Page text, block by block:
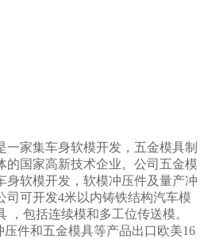
一家集车身软模开发，五金模具制
的国家高新技术企业。公司五金模
身软模开发，软模冲压件及量产冲
司可开发4米以内铸铁结构汽车模
，包括连续模和多工位传送模。
件和五金模具等产品出口欧美16